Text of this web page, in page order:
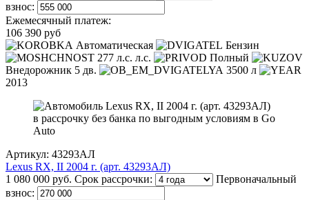
взнос:
Ежемесячный платеж:
106 390 руб
Автоматическая
Бензин
277 л.с. л.с.
Полный
Внедорожник 5 дв.
3500 л
2013
Артикул: 43293АЛ
Lexus RX, II 2004 г. (арт. 43293АЛ)
1 080 000 руб. Срок рассрочки:
Первоначальный
взнос: